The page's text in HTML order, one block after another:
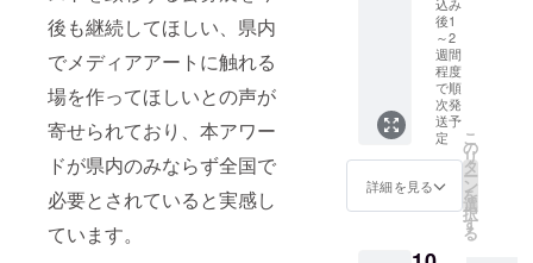
後も継続してほしい、県内
でメディアアートに触れる
場を作ってほしいとの声が
寄せられており、本アワー
ドが県内のみならず全国で
必要とされていると実感し
ています。
暑い時
期には
少し冷
やすと
さらに
美味し
くいた
ワイン
は淡い
その硬
度はお
よそ
30。
すっき
りとキ
レがよ
清涼感
のある
込み
後1
～2
週間
程度
で順
次発
送予
定
詳細を見る
こ
の
リ
タ
ー
ン
を
選
択
す
る